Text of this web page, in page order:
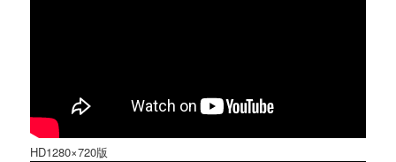
HD1280×720版